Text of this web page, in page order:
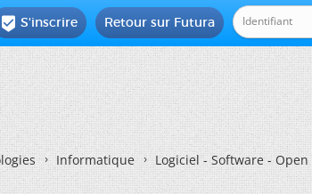
Retour sur Futura
 S'inscrire
Informatique
Logiciel - Software - Open